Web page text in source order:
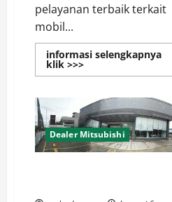
pelayanan terbaik terkait
mobil...
informasi selengkapnya
klik >>>Read
more
Resmi
Mitsubishi
Jakarta
Dealer Mitsubishi